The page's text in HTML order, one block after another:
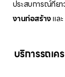
ประสบการณ์ที่ย
งานก่อสร้างและ
บริการรถเ